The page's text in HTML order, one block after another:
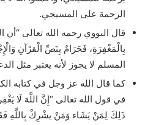
الرحمة على المسيحي.
قال النووي رحمه الله تعالى “أن
بِالْمَغْفِرَةِ، فَحَرَامٌ بِنَصِّ الْقرْآنِ
المسلم لا يجوز لأنه يعتبر مثل
كما قال الله عز وجل في كتابه
في قول الله تعالى “إِنَّ اللَّهَ لَا
ذَلِكَ لِمَنْ يَشَاء وَمَنْ يشْرِكْ بِاللَّهِ